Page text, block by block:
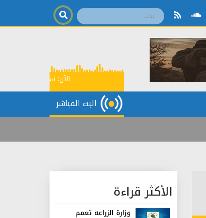
البث المباشر
الآن:نشرة إخبارية
الأكثر قراءة
وزارة الزراعة تعمم